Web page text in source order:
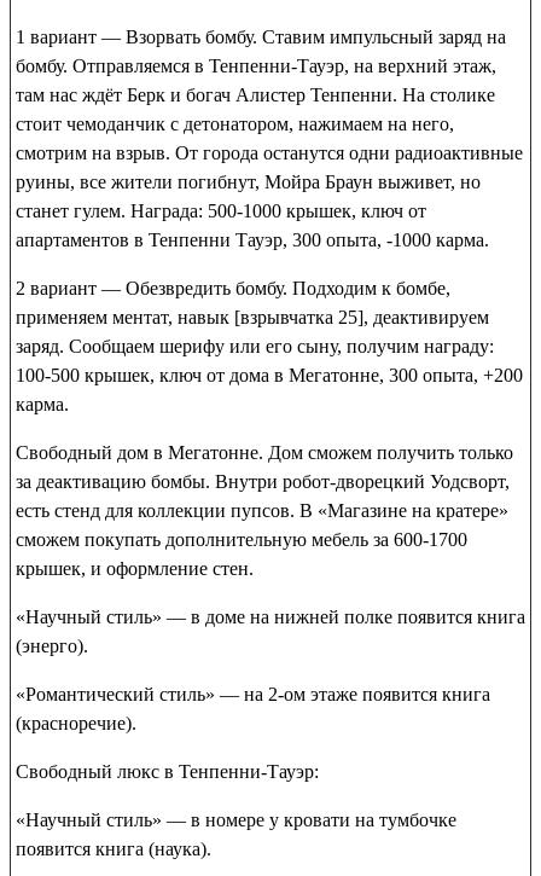
1 вариант — Взорвать бомбу. Ставим импульсный заряд на
бомбу. Отправляемся в Тенпенни-Тауэр, на верхний этаж,
там нас ждёт Берк и богач Алистер Тенпенни. На столике
стоит чемоданчик с детонатором, нажимаем на него,
смотрим на взрыв. От города останутся одни радиоактивные
руины, все жители погибнут, Мойра Браун выживет, но
станет гулем. Награда: 500-1000 крышек, ключ от
апартаментов в Тенпенни Тауэр, 300 опыта, -1000 карма.
2 вариант — Обезвредить бомбу. Подходим к бомбе,
применяем ментат, навык [взрывчатка 25], деактивируем
заряд. Сообщаем шерифу или его сыну, получим награду:
100-500 крышек, ключ от дома в Мегатонне, 300 опыта, +200
карма.
Свободный дом в Мегатонне. Дом сможем получить только
за деактивацию бомбы. Внутри робот-дворецкий Уодсворт,
есть стенд для коллекции пупсов. В «Магазине на кратере»
сможем покупать дополнительную мебель за 600-1700
крышек, и оформление стен.
«Научный стиль» — в доме на нижней полке появится книга
(энерго).
«Романтический стиль» — на 2-ом этаже появится книга
(красноречие).
Свободный люкс в Тенпенни-Тауэр:
«Научный стиль» — в номере у кровати на тумбочке
появится книга (наука).